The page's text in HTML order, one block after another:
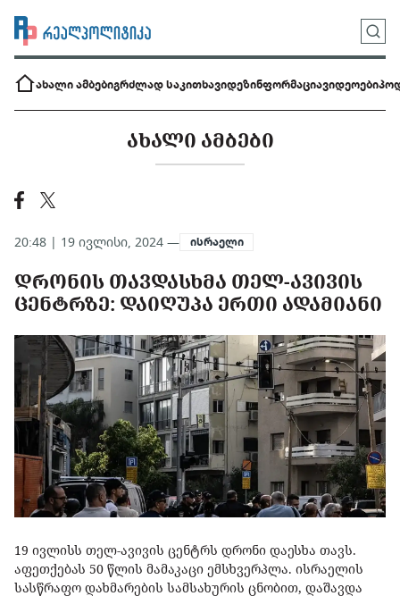
ახალი ამბებიგრძლად საკითხავიდეზინფორმაციავიდეოები
ᲐᲮᲐᲚᲘ ᲐᲛᲑᲔᲑᲘ
20:48 | 19 ივლისი, 2024 — ისრაელი
ᲓᲠᲝᲜᲘᲡ ᲗᲐᲕᲓᲐᲡᲮᲛᲐ ᲗᲔᲚ-ᲐᲕᲘᲕᲘᲡ
ᲪᲔᲜᲢᲠᲖᲔ: ᲓᲐᲘᲦᲣᲞᲐ ᲔᲠᲗᲘ ᲐᲓᲐᲛᲘᲐᲜᲘ
19 ივლისს თელ-ავივის ცენტრს დრონი დაესხა თავს.
აფეთქებას 50 წლის მამაკაცი ემსხვერპლა. ისრაელის
სასწრაფო დახმარების სამსახურის ცნობით, დაშავდა